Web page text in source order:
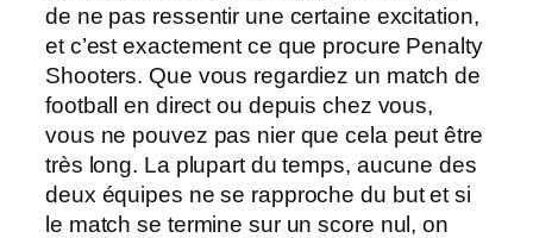
de ne pas ressentir une certaine excitation,
et c’est exactement ce que procure Penalty
Shooters. Que vous regardiez un match de
football en direct ou depuis chez vous,
vous ne pouvez pas nier que cela peut être
très long. La plupart du temps, aucune des
deux équipes ne se rapproche du but et si
le match se termine sur un score nul, on